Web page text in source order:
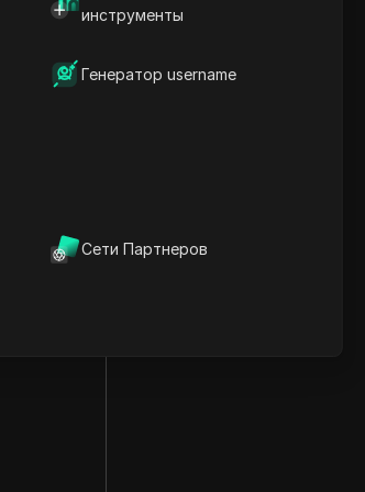
инструменты
Генератор username
Сети Партнеров